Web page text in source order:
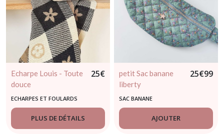
Echarpe Louis - Toute
douce
25€
ECHARPES ET FOULARDS
PLUS DE DÉTAILS
petit Sac banane
liberty
25€99
SAC BANANE
AJOUTER